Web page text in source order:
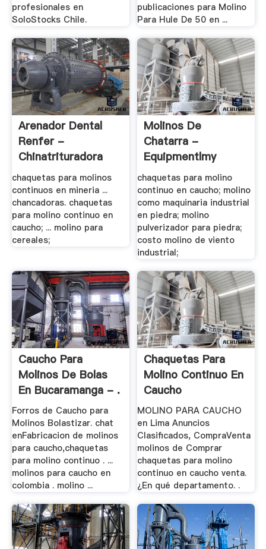
profesionales en
SoloStocks Chile.
publicaciones para Molino
Para Hule De 50 en ...
Arenador Dental
Renfer -
Chinatrituradora
chaquetas para molinos
continuos en mineria ...
chancadoras. chaquetas
para molino continuo en
caucho; ... molino para
cereales;
Molinos De
Chatarra -
Equipmentlmy
chaquetas para molino
continuo en caucho; molino
como maquinaria industrial
en piedra; molino
pulverizador para piedra;
costo molino de viento
industrial;
Caucho Para
Molinos De Bolas
En Bucaramanga - .
Forros de Caucho para
Molinos Bolastizar. chat
enFabricacion de molinos
para caucho,chaquetas
para molino continuo . ...
molinos para caucho en
colombia . molino ...
Chaquetas Para
Molino Continuo En
Caucho
MOLINO PARA CAUCHO
en Lima Anuncios
Clasificados, CompraVenta
molinos de Comprar
chaquetas para molino
continuo en caucho venta.
¿En qué departamento. .